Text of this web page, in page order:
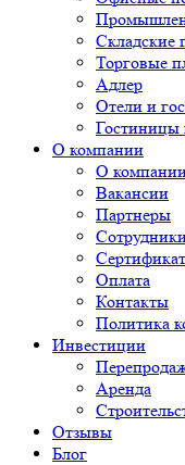
Складские
Торговые
Адлер
Отели и
Гостиницы
О компании
О
Вакансии
Партнеры
Оплата
Контакты
Политика
Инвестиции
Аренда
Отзывы
Блог